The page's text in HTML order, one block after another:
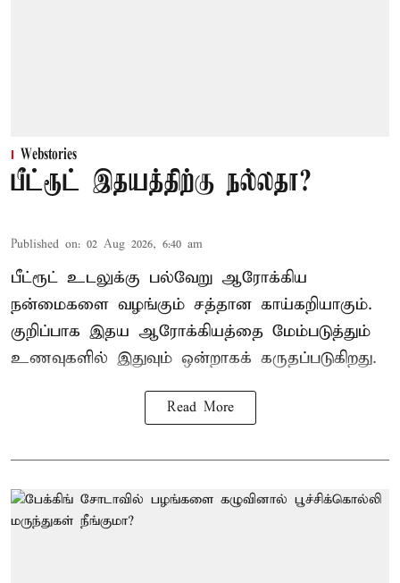
Webstories
பீட்ரூட் இதயத்திற்கு நல்லதா?
Published on: 02 Aug 2026, 6:40 am
பீட்ரூட் உடலுக்கு பல்வேறு ஆரோக்கிய
நன்மைகளை வழங்கும் சத்தான காய்கறியாகும்.
குறிப்பாக இதய ஆரோக்கியத்தை மேம்படுத்தும்
உணவுகளில் இதுவும் ஒன்றாகக் கருதப்படுகிறது.
Read More